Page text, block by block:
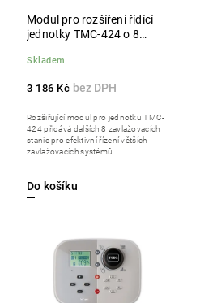
Modul pro rozšíření řídící
jednotky TMC-424 o 8
Skladem
3 186 Kč
Do košíku
Rozšiřující modul pro jednotku TMC-
424 přidává dalších 8 zavlažovacích
stanic pro efektivní řízení větších
zavlažovacích systémů.